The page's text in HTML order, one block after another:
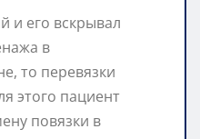
и его вскрывал
в
то перевязки
этого пациент
повязки в